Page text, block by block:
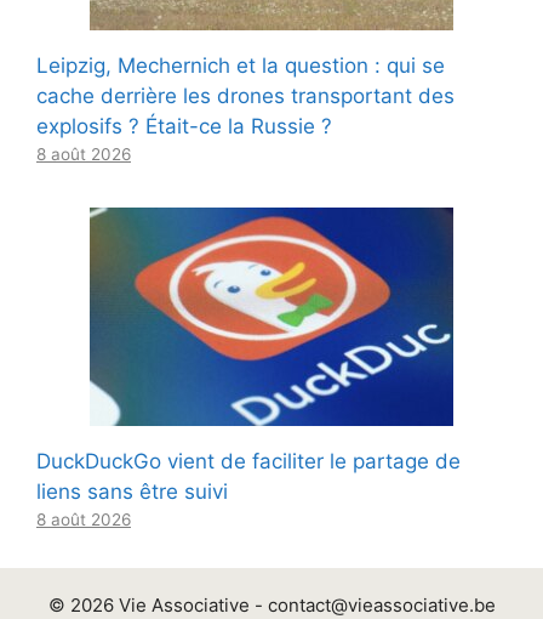
Leipzig, Mechernich et la question : qui se
cache derrière les drones transportant des
explosifs ? Était-ce la Russie ?
8 août 2026
DuckDuckGo vient de faciliter le partage de
liens sans être suivi
8 août 2026
© 2026 Vie Associative - contact@vieassociative.be